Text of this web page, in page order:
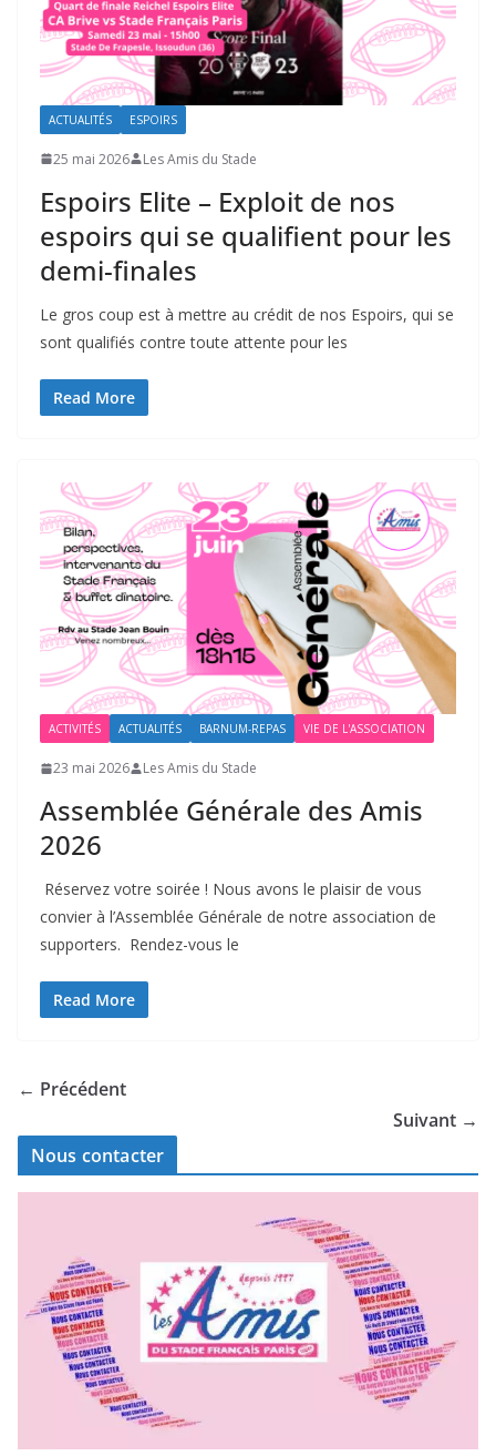
ACTUALITÉS ESPOIRS
25 mai 2026 Les Amis du Stade
Espoirs Elite – Exploit de nos
espoirs qui se qualifient pour les
demi-finales
Le gros coup est à mettre au crédit de nos Espoirs, qui se
sont qualifiés contre toute attente pour les
Read More
ACTIVITÉS ACTUALITÉS BARNUM-REPAS VIE DE L'ASSOCIATION
23 mai 2026 Les Amis du Stade
Assemblée Générale des Amis
2026
Réservez votre soirée ! Nous avons le plaisir de vous
convier à l’Assemblée Générale de notre association de
supporters. Rendez-vous le
Read More
← Précédent
Suivant →
Nous contacter